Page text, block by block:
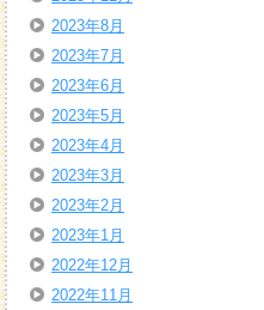
2023年8月
2023年7月
2023年6月
2023年5月
2023年4月
2023年3月
2023年2月
2023年1月
2022年12月
2022年11月